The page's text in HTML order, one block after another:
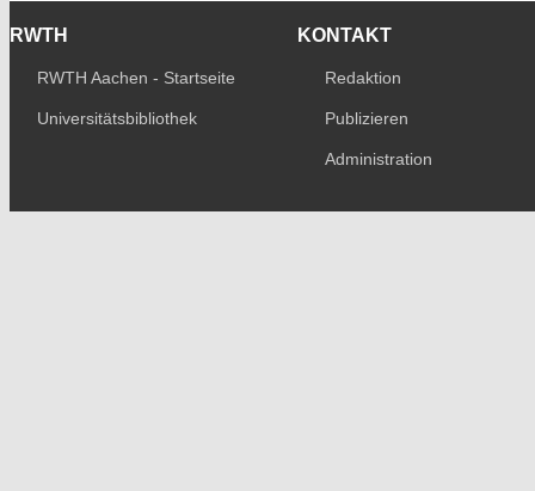
RWTH
RWTH Aachen - Startseite
Universitätsbibliothek
KONTAKT
Redaktion
Publizieren
Administration